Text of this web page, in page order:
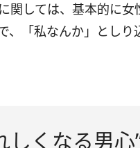
関しては、基本的に
、「私なんか」としり
くなる男心